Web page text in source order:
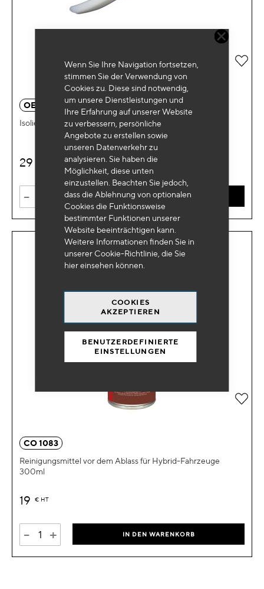
Wenn Sie Ihre Navigation fortsetzen,
stimmen Sie der Verwendung von
Cookies zu. Diese sind notwendig,
um unsere Dienstleistungen und
Ihre Erfahrung auf unserer Website
zu verbessern, persönliche
Angebote zu erstellen sowie
unseren Datenverkehr zu
analysieren. Sie haben die
Möglichkeit, diese unten
einzustellen. Beachten Sie jedoch,
dass die Ablehnung von optionalen
Cookies die Funktionsweise
bestimmter Funktionen unserer
Website beeinträchtigen kann.
Weitere Informationen finden Sie in
unserer Cookie-Richtlinie, die Sie
hiereinsehen können.
COOKIES
AKZEPTIEREN
BENUTZERDEFINIERTE
EINSTELLUNGEN
OE 0760
Isolierter Demontagehebel 1000 V
29
- IN DEN WARENKORB
Zur
CO 1083
Reinigungsmittel vor dem Ablass für Hybrid-Fahrzeuge
300ml
19 € HT
- + IN DEN WARENKORB
Zur